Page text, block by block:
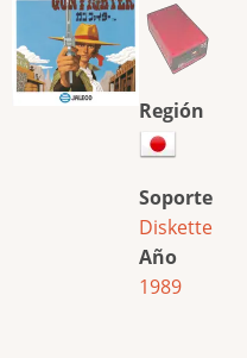
Región
Soporte
Diskette
Año
1989